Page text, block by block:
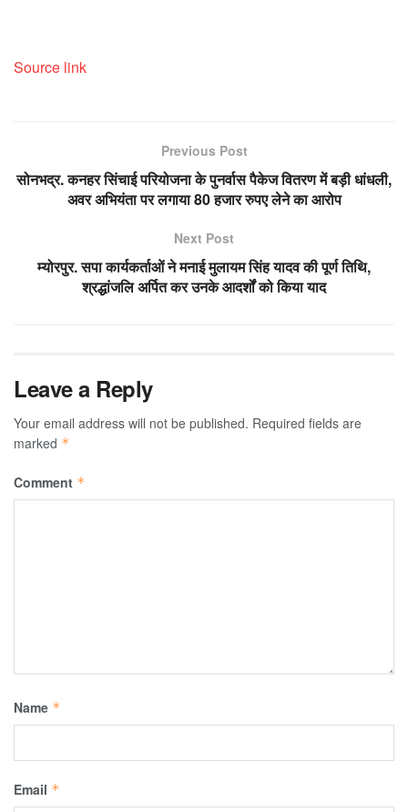
Source link
Previous Post
सोनभद्र. कनहर सिंचाई परियोजना के पुनर्वास पैकेज वितरण में बड़ी धांधली,
अवर अभियंता पर लगाया 80 हजार रुपए लेने का आरोप
Next Post
म्योरपुर. सपा कार्यकर्ताओं ने मनाई मुलायम सिंह यादव की पूर्ण तिथि,
श्रद्धांजलि अर्पित कर उनके आदर्शों को किया याद
Leave a Reply
Your email address will not be published. Required fields are
marked *
Comment *
Name *
Email *